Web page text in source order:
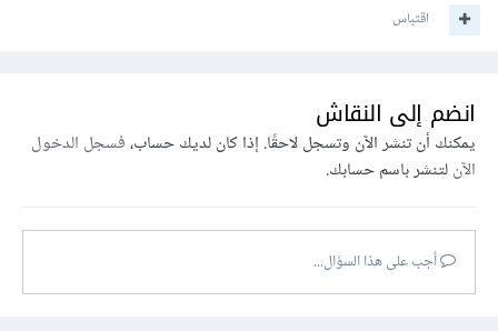
اقتباس
انضم إلى النقاش
يمكنك أن تنشر الآن وتسجل لاحقًا. إذا كان لديك حساب،فسجل الدخول
الآنلتنشر باسم حسابك.
أجب على هذا السؤال...